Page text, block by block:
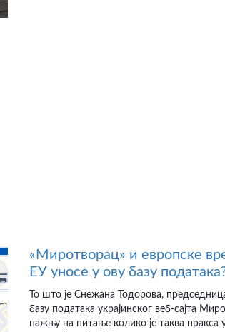
«Миротворац» и европске
ЕУ уносе у ову базу
То што је Снежана Тодорова,
базу података украјинског веб-сајта
пажњу на питање колико је таква пракса